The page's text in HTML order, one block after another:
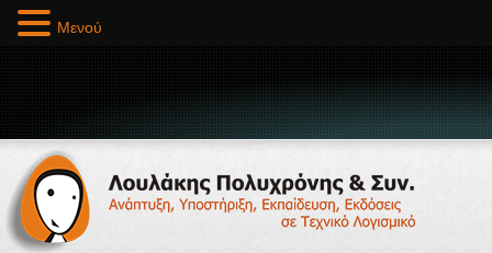
Μενού